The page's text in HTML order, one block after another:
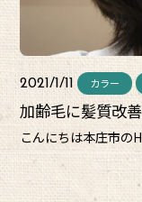
2021/1/11 カラー
加齢毛に髪質改
こんにちは本庄市